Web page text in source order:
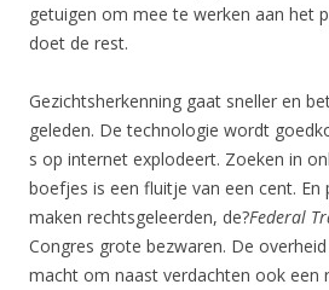
getuigen om mee te werken aan het
doet de rest.
Gezichtsherkenning gaat sneller en
geleden. De technologie wordt
s op internet explodeert. Zoeken in
boefjes is een fluitje van een cent. En
maken rechtsgeleerden, de?Federal
Congres grote bezwaren. De
macht om naast verdachten ook een